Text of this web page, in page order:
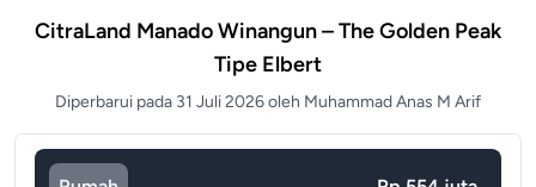
CitraLand Manado Winangun – The Golden Peak
Tipe Elbert
Diperbarui pada 31 Juli 2026 oleh Muhammad Anas M Arif